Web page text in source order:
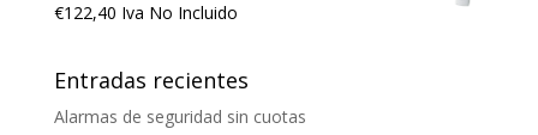
€122,40 Iva No Incluido
Entradas recientes
Alarmas de seguridad sin cuotas